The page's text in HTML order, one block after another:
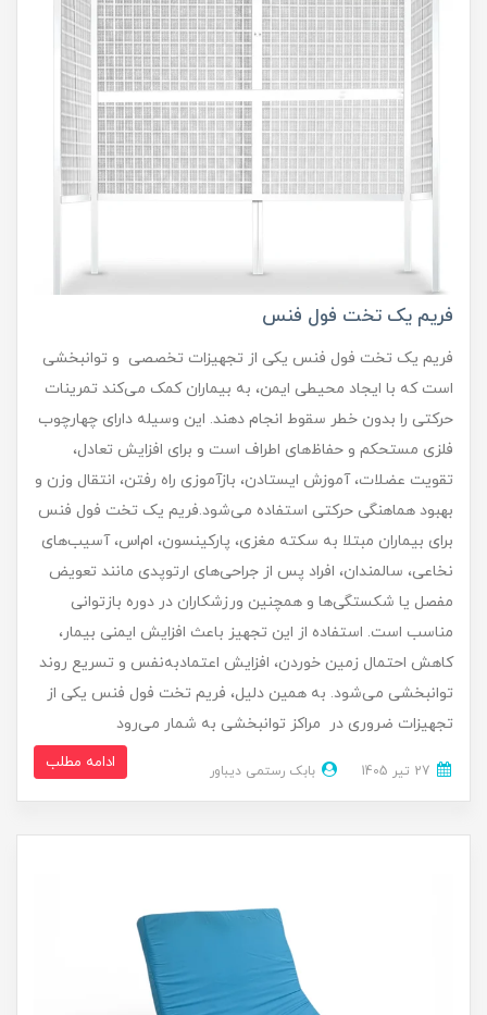
فریم یک تخت فول فنس
فریم یک تخت فول فنس یکی از تجهیزات تخصصی و توانبخشی
است که با ایجاد محیطی ایمن، به بیماران کمک می‌کند تمرینات
حرکتی را بدون خطر سقوط انجام دهند. این وسیله دارای چهارچوب
فلزی مستحکم و حفاظ‌های اطراف است و برای افزایش تعادل،
تقویت عضلات، آموزش ایستادن، بازآموزی راه رفتن، انتقال وزن و
بهبود هماهنگی حرکتی استفاده می‌شود.فریم یک تخت فول فنس
برای بیماران مبتلا به سکته مغزی، پارکینسون، ام‌اس، آسیب‌های
نخاعی، سالمندان، افراد پس از جراحی‌های ارتوپدی مانند تعویض
مفصل یا شکستگی‌ها و همچنین ورزشکاران در دوره بازتوانی
مناسب است. استفاده از این تجهیز باعث افزایش ایمنی بیمار،
کاهش احتمال زمین خوردن، افزایش اعتمادبه‌نفس و تسریع روند
توانبخشی می‌شود. به همین دلیل، فریم تخت فول فنس یکی از
تجهیزات ضروری در مراکز توانبخشی به شمار می‌رود
بابک رستمی دیباور ادامه مطلب